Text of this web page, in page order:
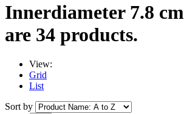
Innerdiameter 7.8 cm
are 34 products.
View:
Grid
List
Sort by